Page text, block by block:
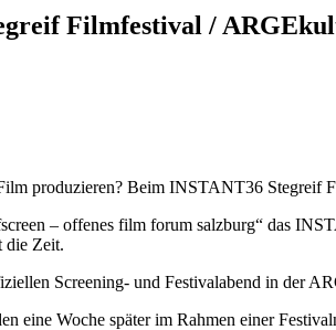
Filmfestival /
produzieren? Beim INSTANT36 Stegreif
– offenes film forum salzburg“ das
die Zeit.
Screening- und Festivalabend in der
eine Woche später im Rahmen einer